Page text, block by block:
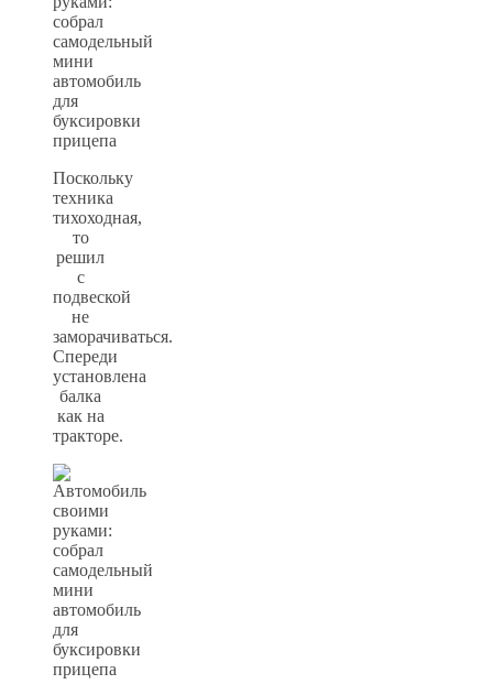
Поскольку
техника
тихоходная,
то
решил
с
подвеской
не
заморачиваться.
Спереди
установлена
балка
как на
тракторе.